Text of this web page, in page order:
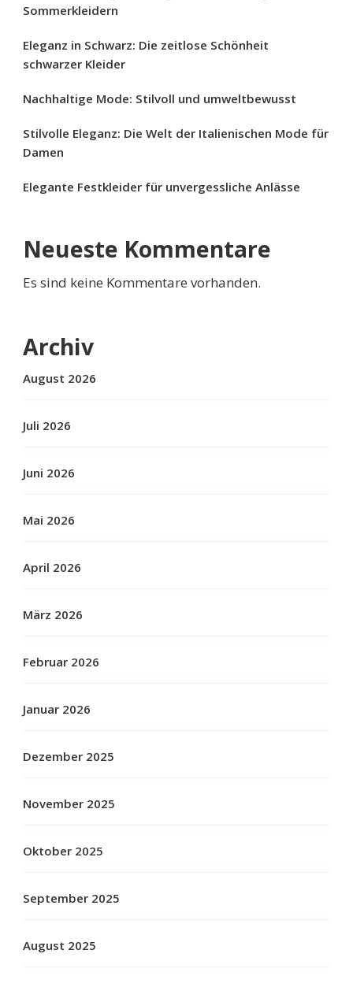
Sommerkleidern
Eleganz in Schwarz: Die zeitlose Schönheit
schwarzer Kleider
Nachhaltige Mode: Stilvoll und umweltbewusst
Stilvolle Eleganz: Die Welt der Italienischen Mode für
Damen
Elegante Festkleider für unvergessliche Anlässe
Neueste Kommentare
Es sind keine Kommentare vorhanden.
Archiv
August 2026
Juli 2026
Juni 2026
Mai 2026
April 2026
März 2026
Februar 2026
Januar 2026
Dezember 2025
November 2025
Oktober 2025
September 2025
August 2025